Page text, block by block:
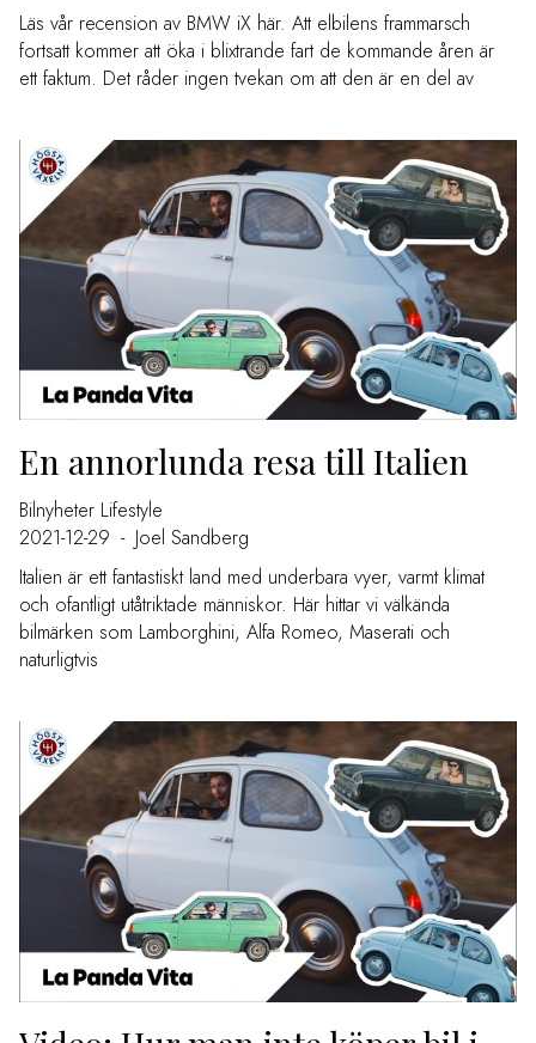
Läs vår recension av BMW iX här. Att elbilens frammarsch
fortsatt kommer att öka i blixtrande fart de kommande åren är
ett faktum. Det råder ingen tvekan om att den är en del av
En annorlunda resa till Italien
Bilnyheter Lifestyle
2021-12-29 - Joel Sandberg
Italien är ett fantastiskt land med underbara vyer, varmt klimat
och ofantligt utåtriktade människor. Här hittar vi välkända
bilmärken som Lamborghini, Alfa Romeo, Maserati och
naturligtvis